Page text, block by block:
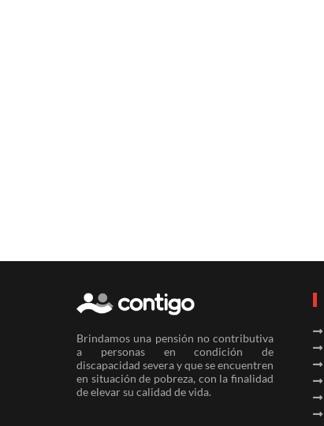
Brindamos una pensión no contributiva
a personas en condición de
discapacidad severa y que se encuentren
en situación de pobreza, con la finalidad
de elevar su calidad de vida.